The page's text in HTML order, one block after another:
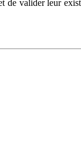
de valider leur